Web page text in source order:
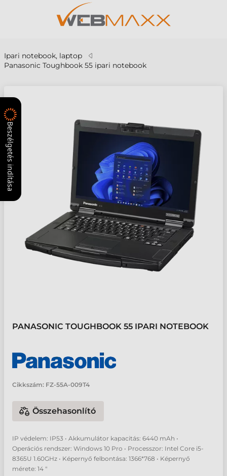
Ipari notebook, laptop
Panasonic Toughbook 55 ipari notebook
PANASONIC TOUGHBOOK 55 IPARI NOTEBOOK
Cikkszám: FZ-55A-009T4
Összehasonlító
IP védelem: IP53 • Akkumulátor kapacitás: 6440 mAh •
Operációs rendszer: Windows 10 Pro • Processzor: Intel Core i5-
8365U 1.60GHz • Képernyő felbontása: 1366*768 • Képernyő
mérete: 14 "
Beszélgetés indítása